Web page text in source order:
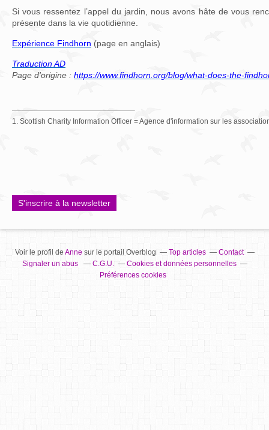
Si vous ressentez l’appel du jardin, nous avons hâte de vous
présente dans la vie quotidienne.
Expérience Findhorn (page en anglais)
Traduction AD
Page d'origine : https://www.findhorn.org/blog/what-does-the-
1. Scottish Charity Information Officer = Agence d'information sur les
S'inscrire à la newsletter
Voir le profil de Annesur le portail Overblog Top articles
Contact
Signaler un abus
C.G.U.
Cookies et données personnelles
Préférences cookies